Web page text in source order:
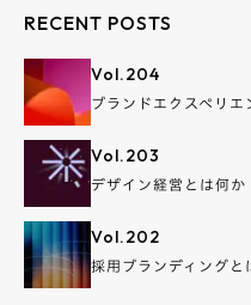
RECENT POSTS
Vol.204
ブランドエクスペリエ
Vol.203
デザイン経営とは何か
Vol.202
採用ブランディングと